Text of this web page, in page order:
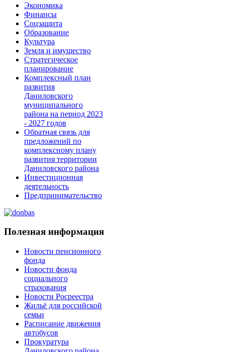
Экономика
Финансы
Соцзащита
Образование
Культура
Земля и имущество
Стратегическое
планирование
Комплексный план
развития
Даниловского
муниципального
района на период 2023
- 2027 годов
Обратная связь для
предложений по
комплексному плану
развития территории
Даниловского района
Инвестиционная
деятельность
Предпринимательство
Полезная информация
Новости пенсионного
фонда
Новости фонда
социального
страхования
Новости Росреестра
Жильё для российской
семьи
Расписание движения
автобусов
Прокуратура